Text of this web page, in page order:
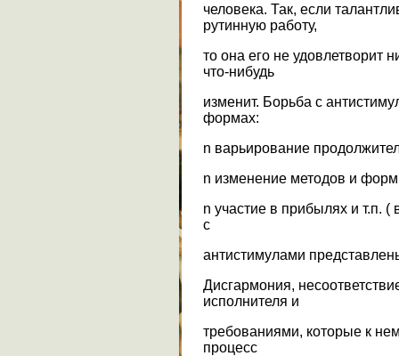
человека. Так, если
рутинную работу,
то она его не удовлетворит
что-нибудь
изменит. Борьба с
формах:
n варьирование
n изменение методов и
n участие в прибылях и т.п.
с
антистимулами
Дисгармония,
исполнителя и
требованиями, которые к
процесс